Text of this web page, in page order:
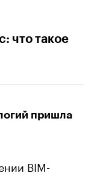
что такое
пришла
BIM-